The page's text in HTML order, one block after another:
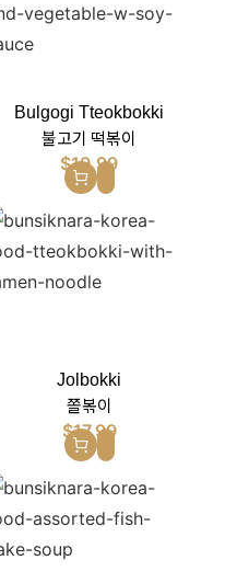
Bulgogi Tteokbokki
불고기 떡볶이
$19.99
Jolbokki
쫄볶이
$17.99